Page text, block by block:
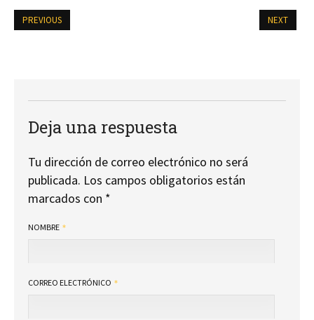
PREVIOUS NEXT
Deja una respuesta
Tu dirección de correo electrónico no será
publicada. Los campos obligatorios están
marcados con *
NOMBRE
CORREO ELECTRÓNICO